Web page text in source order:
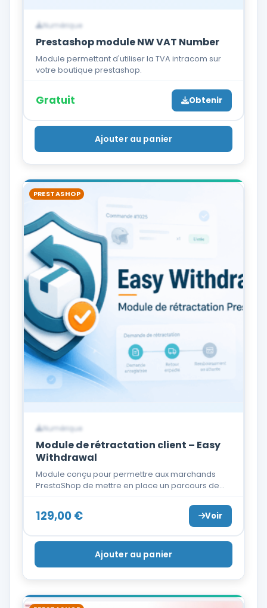
Numérique
Prestashop module NW VAT Number
Module permettant d'utiliser la TVA intracom sur
votre boutique prestashop.
Gratuit Obtenir
Ajouter au panier
PRESTASHOP
Numérique
Module de rétractation client – Easy
Withdrawal
Module conçu pour permettre aux marchands
PrestaShop de mettre en place un parcours de…
129,00 € Voir
Ajouter au panier